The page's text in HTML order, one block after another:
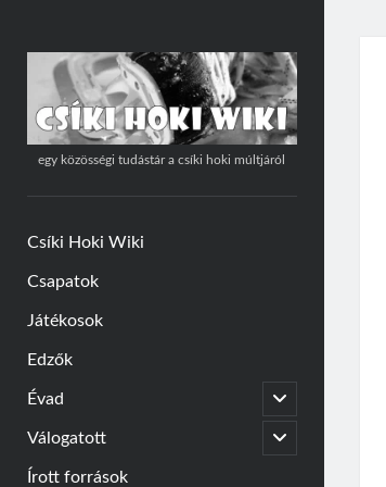
Csíki
Hoki
Wiki
egy közösségi tudástár a csíki hoki múltjáról
Csíki Hoki Wiki
Csapatok
Játékosok
Edzők
Évad
open
child
menu
Válogatott
open
child
Írott források